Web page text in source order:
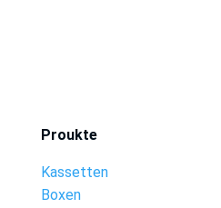
Proukte
Kassetten
Boxen